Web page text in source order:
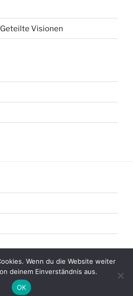
Visionen
Stolz präsentiert von WordPress
Wenn du die Website weiter
deinem Einverständnis aus.
OK